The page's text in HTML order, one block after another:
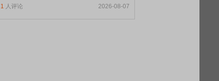
人评论 2026-08-07